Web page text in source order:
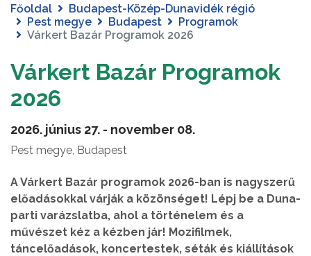
Főoldal
Budapest-Közép-Dunavidék régió
Pest megye
Budapest
Programok
Várkert Bazár Programok 2026
Várkert Bazár Programok
2026
2026. június 27. - november 08.
Pest megye, Budapest
A Várkert Bazár programok 2026-ban is nagyszerű
előadásokkal várják a közönséget! Lépj be a Duna-
parti varázslatba, ahol a történelem és a
művészet kéz a kézben jár! Mozifilmek,
táncelőadások, koncertestek, séták és kiállítások